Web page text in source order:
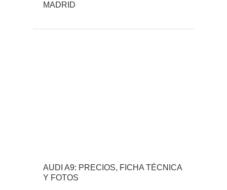
MADRID
AUDI A9: PRECIOS, FICHA TÉCNICA
Y FOTOS